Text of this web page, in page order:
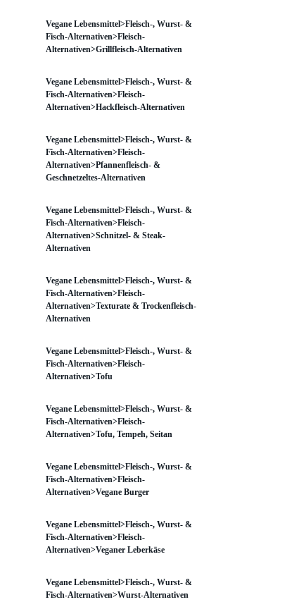
Vegane Lebensmittel>Fleisch-, Wurst- &
Fisch-Alternativen>Fleisch-
Alternativen>Grillfleisch-Alternativen
Vegane Lebensmittel>Fleisch-, Wurst- &
Fisch-Alternativen>Fleisch-
Alternativen>Hackfleisch-Alternativen
Vegane Lebensmittel>Fleisch-, Wurst- &
Fisch-Alternativen>Fleisch-
Alternativen>Pfannenfleisch- &
Geschnetzeltes-Alternativen
Vegane Lebensmittel>Fleisch-, Wurst- &
Fisch-Alternativen>Fleisch-
Alternativen>Schnitzel- & Steak-
Alternativen
Vegane Lebensmittel>Fleisch-, Wurst- &
Fisch-Alternativen>Fleisch-
Alternativen>Texturate & Trockenfleisch-
Alternativen
Vegane Lebensmittel>Fleisch-, Wurst- &
Fisch-Alternativen>Fleisch-
Alternativen>Tofu
Vegane Lebensmittel>Fleisch-, Wurst- &
Fisch-Alternativen>Fleisch-
Alternativen>Tofu, Tempeh, Seitan
Vegane Lebensmittel>Fleisch-, Wurst- &
Fisch-Alternativen>Fleisch-
Alternativen>Vegane Burger
Vegane Lebensmittel>Fleisch-, Wurst- &
Fisch-Alternativen>Fleisch-
Alternativen>Veganer Leberkäse
Vegane Lebensmittel>Fleisch-, Wurst- &
Fisch-Alternativen>Wurst-Alternativen